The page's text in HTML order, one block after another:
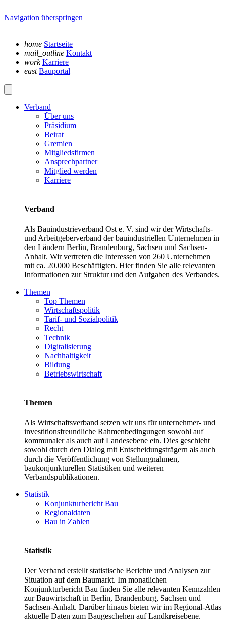
Navigation überspringen
home Startseite
mail_outline Kontakt
work Karriere
east Bauportal
Verband
Über uns
Präsidium
Beirat
Gremien
Mitgliedsfirmen
Ansprechpartner
Mitglied werden
Karriere
Verband
Als Bauindustrieverband Ost e. V. sind wir der Wirtschafts-
und Arbeitgeberverband der bauindustriellen Unternehmen in
den Ländern Berlin, Brandenburg, Sachsen und Sachsen-
Anhalt. Wir vertreten die Interessen von 260 Unternehmen
mit ca. 20.000 Beschäftigten. Hier finden Sie alle relevanten
Informationen zur Struktur und den Aufgaben des Verbandes.
Themen
Top Themen
Wirtschaftspolitik
Tarif- und Sozialpolitik
Recht
Technik
Digitalisierung
Nachhaltigkeit
Bildung
Betriebswirtschaft
Themen
Als Wirtschaftsverband setzen wir uns für unternehmer- und
investitionsfreundliche Rahmenbedingungen sowohl auf
kommunaler als auch auf Landesebene ein. Dies geschieht
sowohl durch den Dialog mit Entscheidungsträgern als auch
durch die Veröffentlichung von Stellungnahmen,
baukonjunkturellen Statistiken und weiteren
Verbandspublikationen.
Statistik
Konjunkturbericht Bau
Regionaldaten
Bau in Zahlen
Statistik
Der Verband erstellt statistische Berichte und Analysen zur
Situation auf dem Baumarkt. Im monatlichen
Konjunkturbericht Bau finden Sie alle relevanten Kennzahlen
zur Bauwirtschaft in Berlin, Brandenburg, Sachsen und
Sachsen-Anhalt. Darüber hinaus bieten wir im Regional-Atlas
aktuelle Daten zum Baugeschehen auf Landkreisebene.